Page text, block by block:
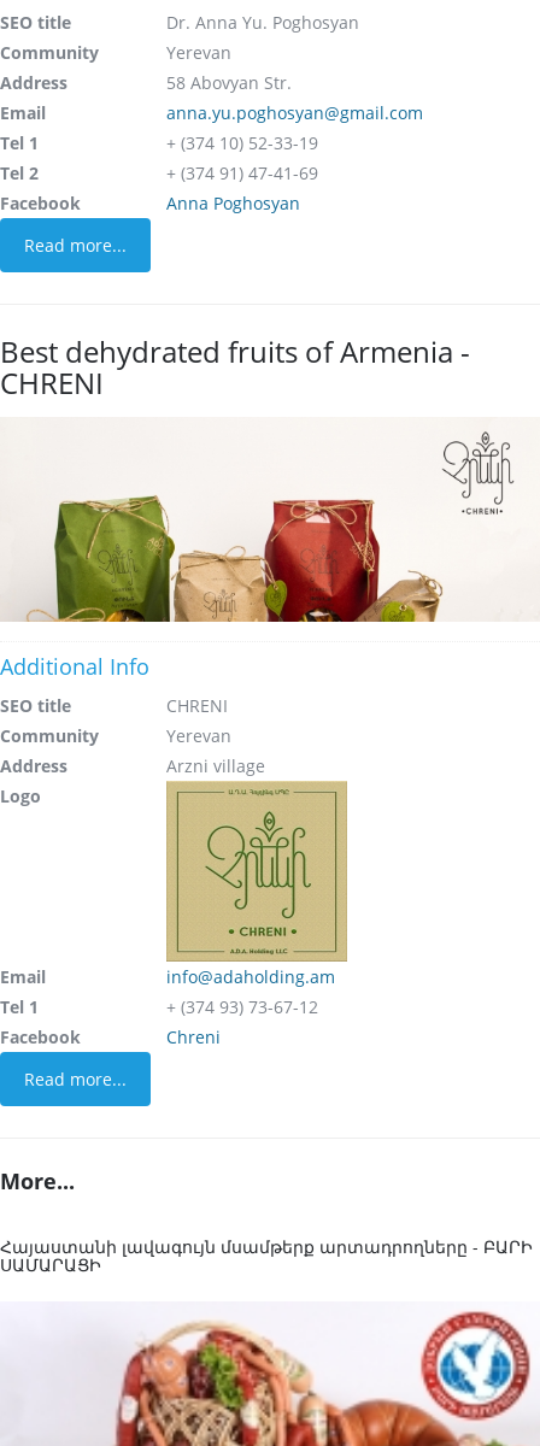
SEO title
Dr. Anna Yu. Poghosyan
Community
Yerevan
Address
58 Abovyan Str.
Email
anna.yu.poghosyan@gmail.com
Tel 1
+ (374 10) 52-33-19
Tel 2
+ (374 91) 47-41-69
Facebook
Anna Poghosyan
Read more...
Best dehydrated fruits of Armenia -
CHRENI
Additional Info
SEO title
CHRENI
Community
Yerevan
Address
Arzni village
Logo
Email
info@adaholding.am
Tel 1
+ (374 93) 73-67-12
Facebook
Chreni
Read more...
More...
Հայաստանի լավագույն մսամթերք արտադրողները - ԲԱՐԻ
ՍԱՄԱՐԱՑԻ